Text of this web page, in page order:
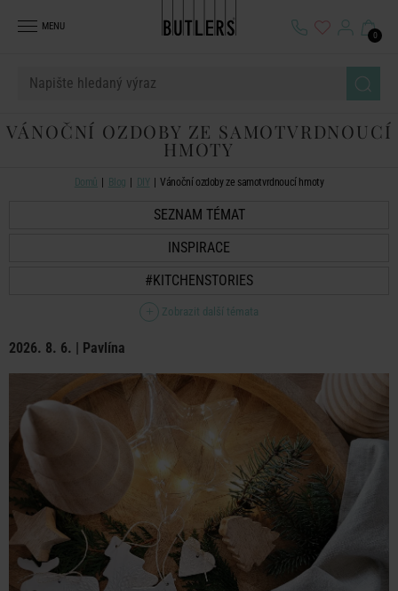
MENU
0
VÁNOČNÍ OZDOBY ZE SAMOTVRDNOUCÍ
HMOTY
Domů Blog DIY Vánoční ozdoby ze samotvrdnoucí hmoty
SEZNAM TÉMAT
INSPIRACE
#KITCHENSTORIES
Zobrazit další témata
2026. 8. 6. | Pavlína